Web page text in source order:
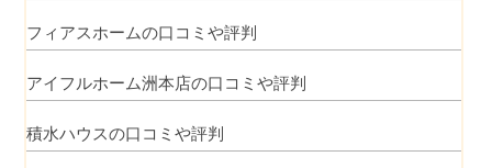
フィアスホームの口コミや評判
アイフルホーム洲本店の口コミや評判
積水ハウスの口コミや評判